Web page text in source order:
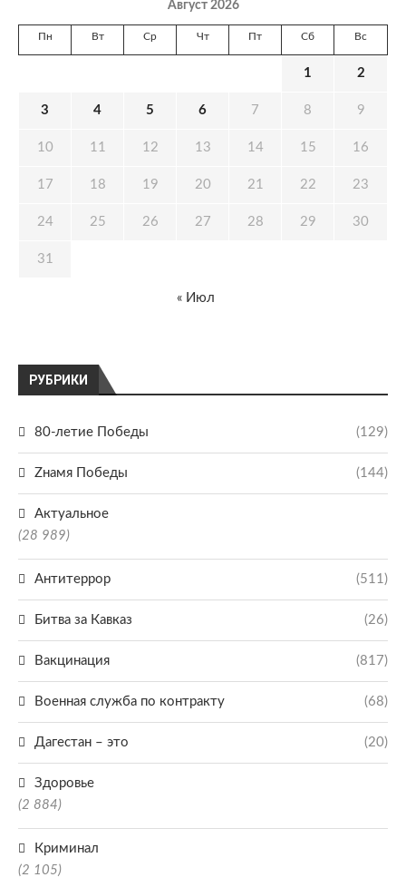
РУБРИКИ
80-летие Победы (129)
Zнамя Победы (144)
Актуальное
(28 989)
Антитеррор (511)
Битва за Кавказ (26)
Вакцинация (817)
Военная служба по контракту (68)
Дагестан – это (20)
Здоровье
(2 884)
Криминал
(2 105)
Август 2026
Пн Вт Ср Чт Пт Сб Вс
1 2
3 4 5 6 7 8 9
10 11 12 13 14 15 16
17 18 19 20 21 22 23
24 25 26 27 28 29 30
31
« Июл